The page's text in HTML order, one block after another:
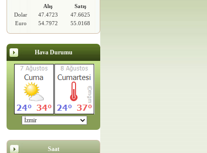
LinkedIn
Alış
Satış
Dolar
47.4723
47.6625
Euro
54.7972 55.0168
Hava Durumu
Saat